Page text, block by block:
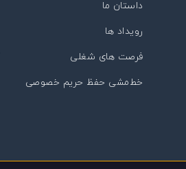
داستان ما
رویداد ها
فرصت های شغلی
خط‌مشی حفظ حریم خصوصی